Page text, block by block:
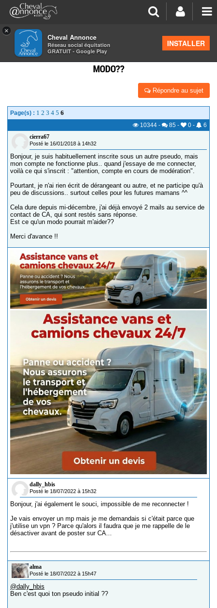
×
Cheval Annonce
Réseau social équitation
GRATUIT - Google Play
INSTALLER
>Suggestions & Nouveautés
COMPTE BLOQUÉ EN MODÉRATION... HELP, UN
MODO??
Répondre au sujet
Page(s) : 1 2 3 4 5 6
10344 - 85 - 0 -
6
cierra67
Posté le 16/01/2018 à 14h32
Bonjour, je suis habituellement inscrite sous un autre pseudo, mais
mon compte ne fonctionne plus.. quand j'essaye de me connecter,
voilà ce qui s'inscrit : "attention, compte en cours de modération".
Pourtant, je n'ai rien écrit de dérangeant ou autre, et ne participe qu'à
peu de discussions.. surtout celles pour les futures mamans ^^
Cela dure depuis mi-décembre, j'ai déjà envoyé 2 mails au service de
contact de CA, qui sont restés sans réponse.
Est ce qu'un modo pourrait m'aider??
Merci d'avance !!
dally_hbis
Posté le 18/07/2022 à 15h32
Bonjour, j'ai également le souci, impossible de me reconnecter !
Je vais envoyer un mp mais je me demandais si c'était parce que
j'utilise un vpn ? Parce qu'alors il faudra que je me rappelle de le
désactiver avant de poster sur CA...
alma
Posté le 18/07/2022 à 15h47
@dally_hbis
Ben c'est quoi ton pseudo initial ??